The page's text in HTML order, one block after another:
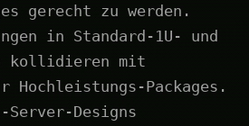
gerecht zu werden.
in Standard-1U- und
kollidieren mit
Hochleistungs-Packages.
Server-Designs